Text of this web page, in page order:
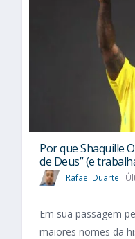
Por que Shaquille
de Deus” (e
Rafael Duarte
Em sua passagem
maiores nomes da